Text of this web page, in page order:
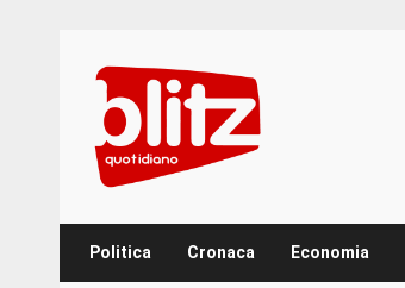
content
Politica Cronaca Economia